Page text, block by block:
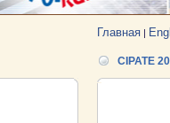
Главная |
CIPATE